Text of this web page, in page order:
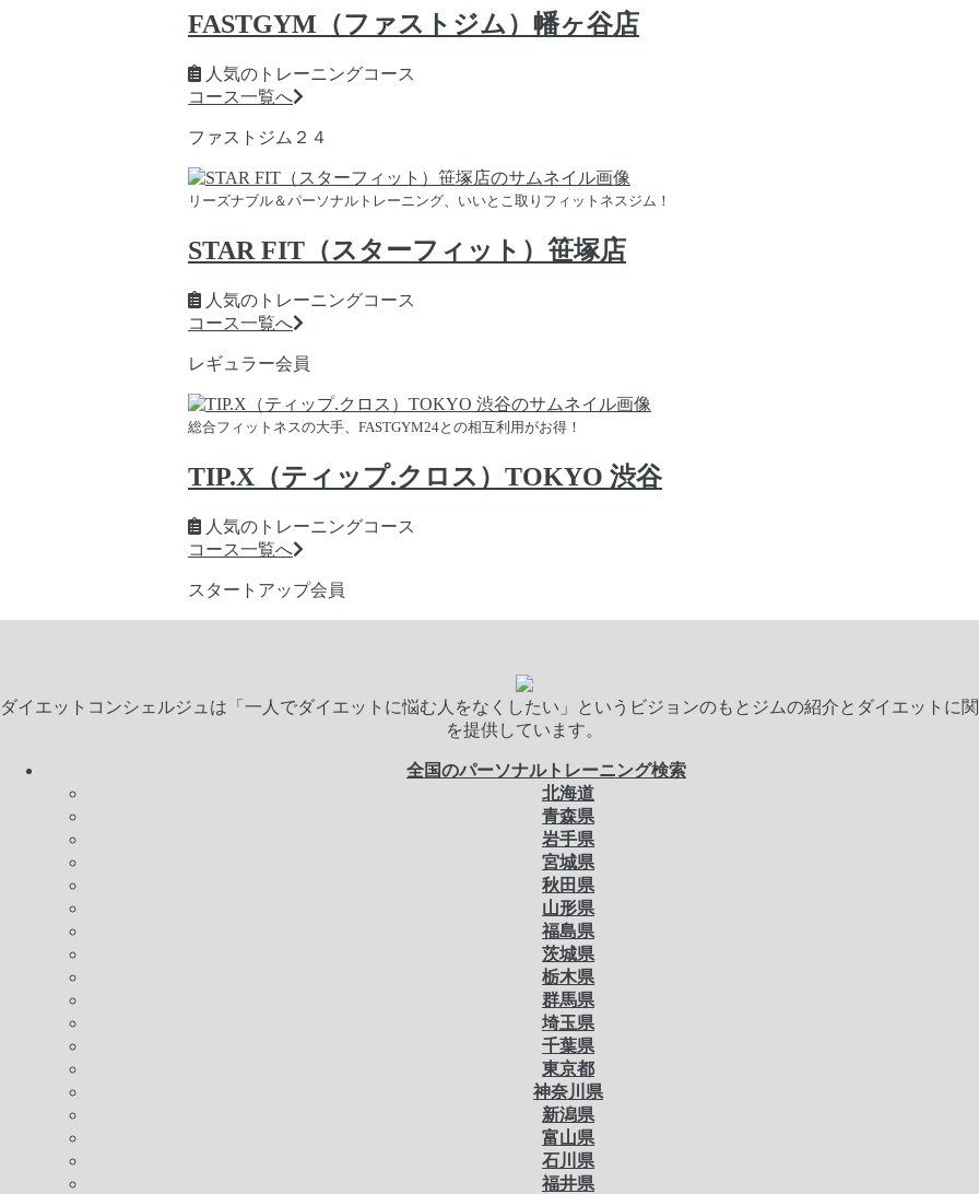
FASTGYM（ファストジム）幡ヶ谷店
人気のトレーニングコース
コース一覧へ
ファストジム２４
リーズナブル＆パーソナルトレーニング、いいとこ取りフィットネスジム！
STAR FIT（スターフィット）笹塚店
人気のトレーニングコース
コース一覧へ
レギュラー会員
総合フィットネスの大手、FASTGYM24との相互利用がお得！
TIP.X（ティップ.クロス）TOKYO 渋谷
人気のトレーニングコース
コース一覧へ
スタートアップ会員
ダイエットコンシェルジュは「一人でダイエットに悩む人をなくしたい」というビジョンのもとジムの紹介とダイエットに
を提供しています。
全国のパーソナルトレーニング検索
北海道
青森県
岩手県
宮城県
秋田県
山形県
福島県
茨城県
栃木県
群馬県
埼玉県
千葉県
東京都
神奈川県
新潟県
富山県
石川県
福井県